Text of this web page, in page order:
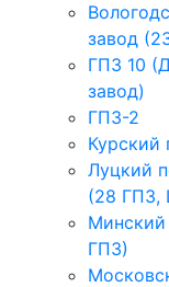
завод
ГПЗ 10
завод)
ГПЗ-2
Курский
Луцкий
(28 ГПЗ,
Минский
ГПЗ)